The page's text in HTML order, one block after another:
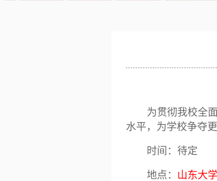
为贯彻我校全
水平，为学校争夺
时间：待定
地点： 山东大